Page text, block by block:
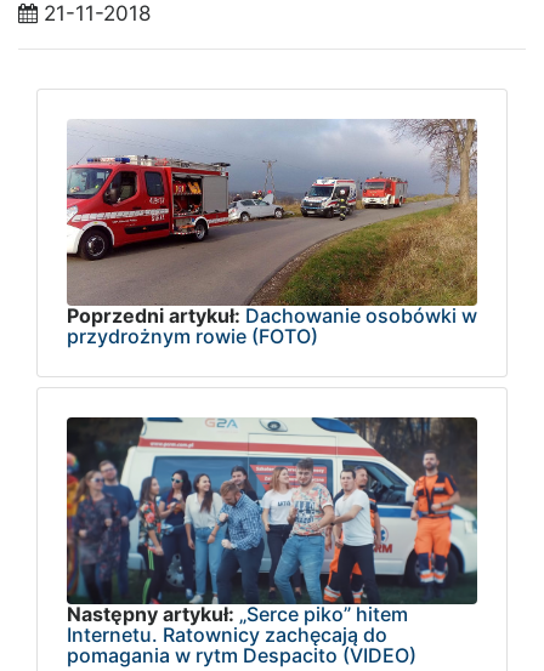
21-11-2018
Poprzedni artykuł: Dachowanie osobówki w
przydrożnym rowie (FOTO)
Następny artykuł: „Serce piko” hitem
Internetu. Ratownicy zachęcają do
pomagania w rytm Despacito (VIDEO)